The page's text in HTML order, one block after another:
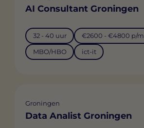
AI Consultant Groningen
32 - 40 uur €2600 - €4800 p/m
MBO/HBO ict-it
Groningen
Data Analist Groningen